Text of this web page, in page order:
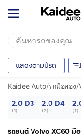
แสดงตามปีรถ
Kaidee Auto/รถมือสอง/
2.0 D3
(1)
2.0 D4
(2) (1)
รถยนต์ Volvo XC60 มื